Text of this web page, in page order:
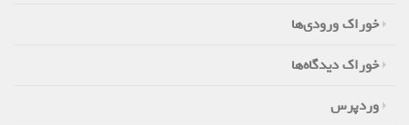
خوراک ورودی‌ها
خوراک دیدگاه‌ها
وردپرس